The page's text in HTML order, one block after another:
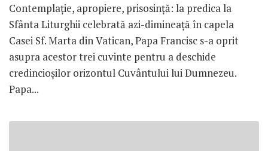
Contemplaţie, apropiere, prisosinţă: la predica la
Sfânta Liturghii celebrată azi-dimineaţă în capela
Casei Sf. Marta din Vatican, Papa Francisc s-a oprit
asupra acestor trei cuvinte pentru a deschide
credincioşilor orizontul Cuvântului lui Dumnezeu.
Papa...